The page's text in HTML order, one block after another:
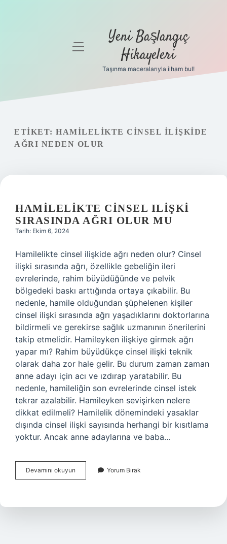
Gizlilik
Yasal Uyarı
menüyü
Yeni Başlangıç
Hikayeleri
Taşınma maceralarıyla ilham bul!
ETIKET: HAMILELIKTE CINSEL ILIŞKIDE
AĞRI NEDEN OLUR
HAMILELIKTE CINSEL ILIŞKI
SIRASINDA AĞRI OLUR MU
Tarih: Ekim 6, 2024
Hamilelikte cinsel ilişkide ağrı neden olur? Cinsel
ilişki sırasında ağrı, özellikle gebeliğin ileri
evrelerinde, rahim büyüdüğünde ve pelvik
bölgedeki baskı arttığında ortaya çıkabilir. Bu
nedenle, hamile olduğundan şüphelenen kişiler
cinsel ilişki sırasında ağrı yaşadıklarını doktorlarına
bildirmeli ve gerekirse sağlık uzmanının önerilerini
takip etmelidir. Hamileyken ilişkiye girmek ağrı
yapar mı? Rahim büyüdükçe cinsel ilişki teknik
olarak daha zor hale gelir. Bu durum zaman zaman
anne adayı için acı ve ızdırap yaratabilir. Bu
nedenle, hamileliğin son evrelerinde cinsel istek
tekrar azalabilir. Hamileyken sevişirken nelere
dikkat edilmeli? Hamilelik dönemindeki yasaklar
dışında cinsel ilişki sayısında herhangi bir kısıtlama
yoktur. Ancak anne adaylarına ve baba…
Devamını okuyun Hamilelikte
Cinsel
Ağrı
Yorum Bırak